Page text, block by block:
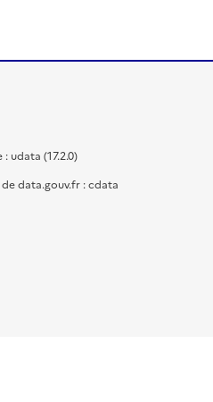
udata (17.2.0)
data.gouv.fr : cdata